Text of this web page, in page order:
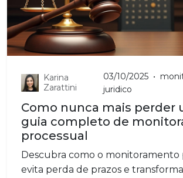
Karina
Zarattini
03/10/2025 •
juridico
Como nunca mais perder
guia completo de
processual
Descubra como o monitoramento
evita perda de prazos e